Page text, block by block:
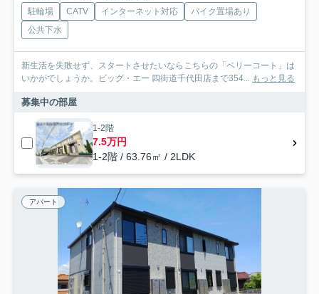
駐輪場 CATV インターネット対応
バイク置場あり
公共下水
新生活を失敗せず、スタートさせたいならこちらの「ベリーコート」は
いかがでしょうか。ビッグ・エー 四街道千代田店まで354... もっと見る
募集中の部屋
1-2階
7.5万円
1-2階 / 63.76㎡ / 2LDK
アパート